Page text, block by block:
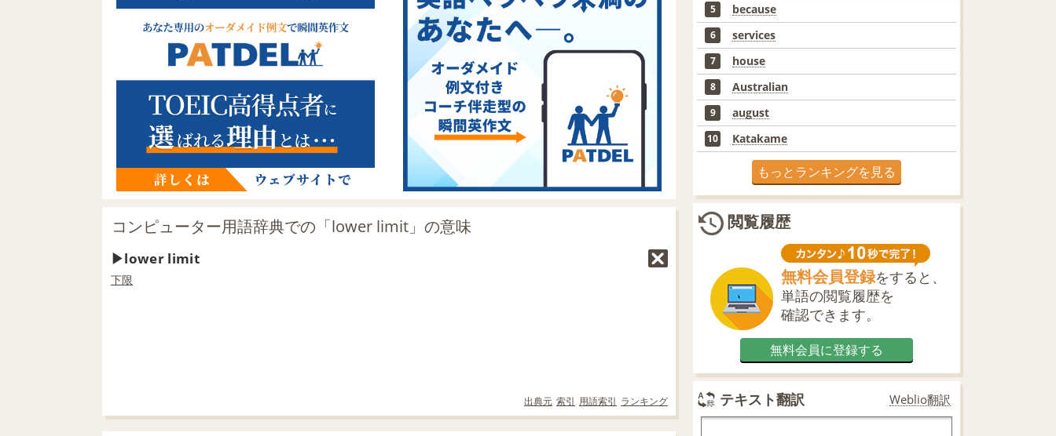
コンピューター用語辞典での「lower limit」の意味
lower limit
下限
出典元 索引 用語索引 ランキング
5 because
6 services
7 house
8 Australian
9 august
10 Katakame
もっとランキングを見る
閲覧履歴
無料会員登録をすると、
単語の閲覧履歴を
確認できます。
無料会員に登録する
テキスト翻訳 Weblio翻訳